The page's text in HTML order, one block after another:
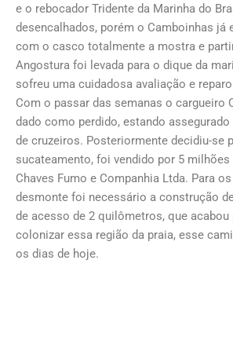
e o rebocador Tridente da Marinha do
desencalhados, porém o Camboinhas já
com o casco totalmente a mostra e
Angostura foi levada para o dique da
sofreu uma cuidadosa avaliação e
Com o passar das semanas o cargueiro
dado como perdido, estando
de cruzeiros. Posteriormente decidiu-se
sucateamento, foi vendido por 5 milhões
Chaves Fumo e Companhia Ltda. Para
desmonte foi necessário a construção
de acesso de 2 quilômetros, que acabou
colonizar essa região da praia, esse
os dias de hoje.